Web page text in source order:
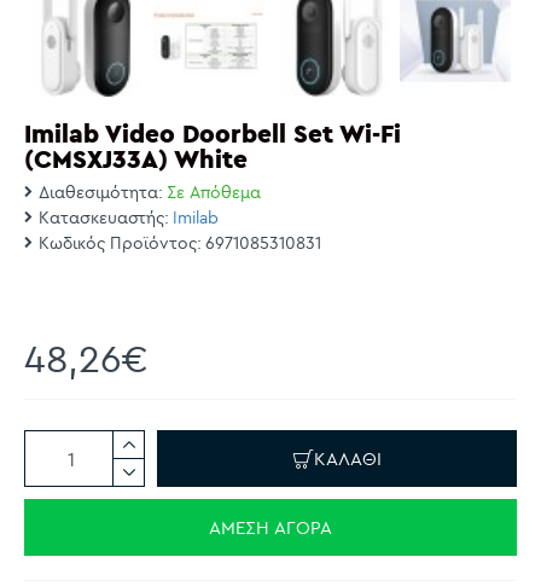
Imilab Video Doorbell Set Wi-Fi
(CMSXJ33A) White
Διαθεσιμότητα: Σε Απόθεμα
Κατασκευαστής: Imilab
Κωδικός Προϊόντος: 6971085310831
48,26€
ΚΑΛΆΘΙ
ΆΜΕΣΗ ΑΓΟΡΆ